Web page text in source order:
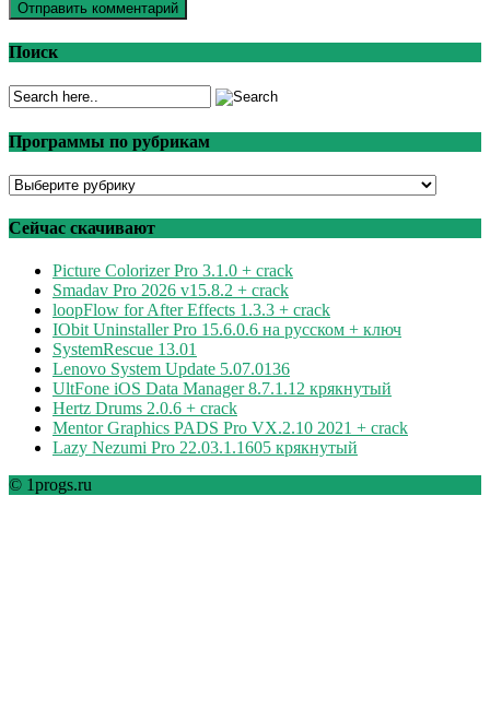
Поиск
Программы по рубрикам
Программы
рубрикам
Сейчас скачивают
Picture Colorizer Pro 3.1.0 + crack
Smadav Pro 2026 v15.8.2 + crack
loopFlow for After Effects 1.3.3 + crack
IObit Uninstaller Pro 15.6.0.6 на русском + ключ
SystemRescue 13.01
Lenovo System Update 5.07.0136
UltFone iOS Data Manager 8.7.1.12 крякнутый
Hertz Drums 2.0.6 + crack
Mentor Graphics PADS Pro VX.2.10 2021 + crack
Lazy Nezumi Pro 22.03.1.1605 крякнутый
© 1progs.ru